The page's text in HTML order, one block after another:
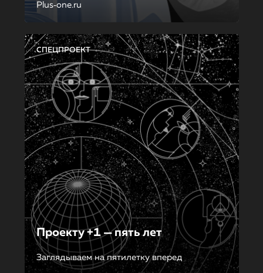
Plus‑one.ru
СПЕЦПРОЕКТ
Проекту +1 — пять лет
Заглядываем на пятилетку вперед